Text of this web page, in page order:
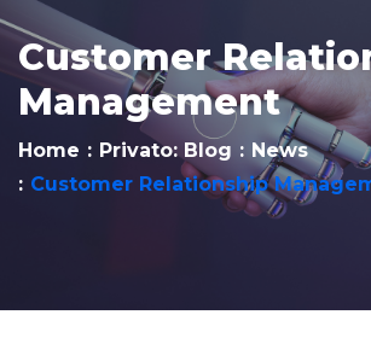
Customer
Management
Home Privato: Blog
News
Customer Relationship